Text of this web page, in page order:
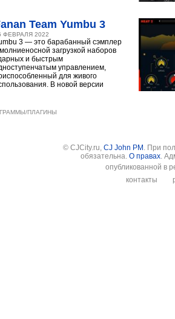
Team Yumbu 3
ФЕВРАЛЯ 2022
3 — это барабанный сэмплер
загрузкой наборов
и быстрым
управлением,
для живого
В новой версии
ПЛАГИНЫ
© CJCity.ru, CJ John PM . При
обязательна. О правах.
опубликованной в
контакты